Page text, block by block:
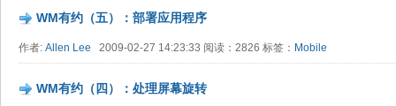
WM有约（五）：部署应用程序
作者: Allen Lee 2009-02-27 14:23:33 阅读：2826 标签： Mobile
WM有约（四）：处理屏幕旋转